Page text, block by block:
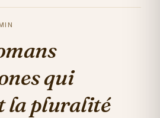
qui
la pluralité